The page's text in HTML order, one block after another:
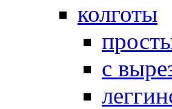
колготы
с